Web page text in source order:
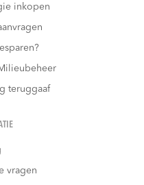
inkopen
teruggaaf
vragen